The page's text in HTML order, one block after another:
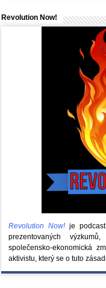
Revolution Now!
Revolution Now! je
prezentovaných
společensko-ekonomická
aktivistu, který se o tuto